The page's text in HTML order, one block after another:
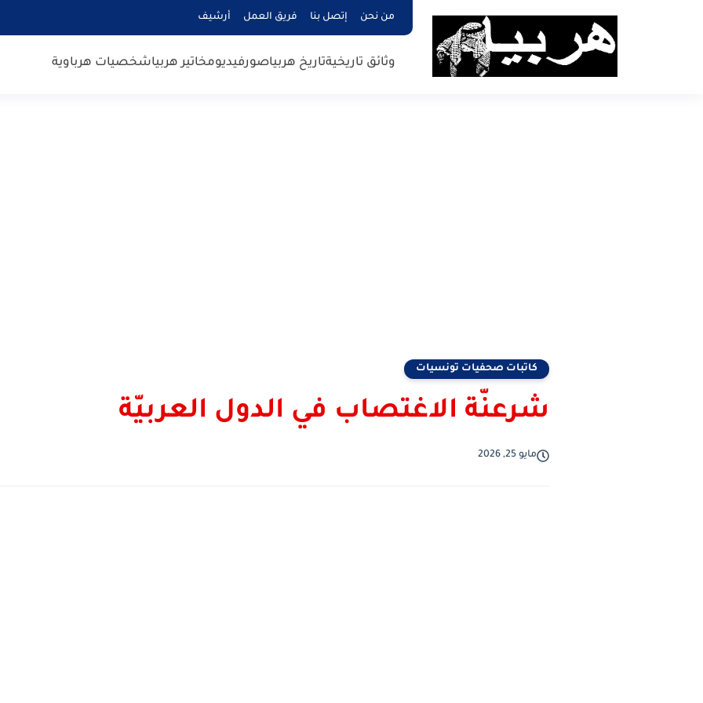
من نحن إتصل بنا فريق العمل أرشيف
وثائق تاريخيةتاريخ هربياصورفيديومخاتير هربياشخصيات هرباوية
كاتبات صحفيات تونسيات
شرعنّة الاغتصاب في الدول العربيّة
مايو 25, 2026